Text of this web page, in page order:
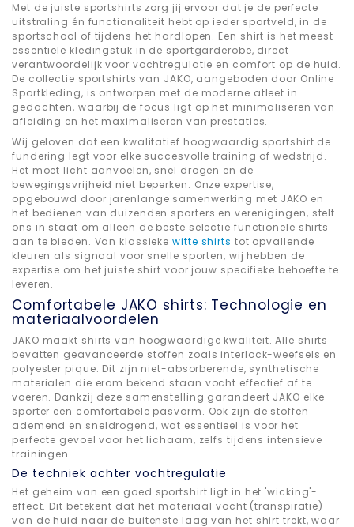
Met de juiste sportshirts zorg jij ervoor dat je de perfecte
uitstraling én functionaliteit hebt op ieder sportveld, in de
sportschool of tijdens het hardlopen. Een shirt is het meest
essentiële kledingstuk in de sportgarderobe, direct
verantwoordelijk voor vochtregulatie en comfort op de huid.
De collectie sportshirts van JAKO, aangeboden door Online
Sportkleding, is ontworpen met de moderne atleet in
gedachten, waarbij de focus ligt op het minimaliseren van
afleiding en het maximaliseren van prestaties.
Wij geloven dat een kwalitatief hoogwaardig sportshirt de
fundering legt voor elke succesvolle training of wedstrijd.
Het moet licht aanvoelen, snel drogen en de
bewegingsvrijheid niet beperken. Onze expertise,
opgebouwd door jarenlange samenwerking met JAKO en
het bedienen van duizenden sporters en verenigingen, stelt
ons in staat om alleen de beste selectie functionele shirts
aan te bieden. Van klassiekewitte shirts tot opvallende
kleuren als signaal voor snelle sporten, wij hebben de
expertise om het juiste shirt voor jouw specifieke behoefte te
leveren.
Comfortabele JAKO shirts: Technologie en
materiaalvoordelen
JAKO maakt shirts van hoogwaardige kwaliteit. Alle shirts
bevatten geavanceerde stoffen zoals interlock-weefsels en
polyester pique. Dit zijn niet-absorberende, synthetische
materialen die erom bekend staan vocht effectief af te
voeren. Dankzij deze samenstelling garandeert JAKO elke
sporter een comfortabele pasvorm. Ook zijn de stoffen
ademend en sneldrogend, wat essentieel is voor het
perfecte gevoel voor het lichaam, zelfs tijdens intensieve
trainingen.
De techniek achter vochtregulatie
Het geheim van een goed sportshirt ligt in het 'wicking'-
effect. Dit betekent dat het materiaal vocht (transpiratie)
van de huid naar de buitenste laag van het shirt trekt, waar